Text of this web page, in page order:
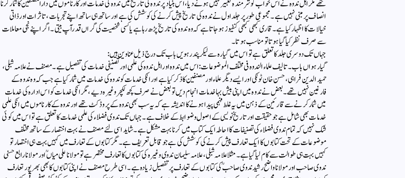
تھے مگر اہل ندوہ نے اس خواب کو شرمندہ تعبیر نہیں ہونے دیا، اس بنیاد پر ندوہ کی تاریخ میں ندوہ کی خدمات اور کارناموں میں دارالمصنفین کا شمار کرنا
انصاف پر مبنی نہیں ہے۔ مجموعی طورپر جلد اول نے ندوہ کی تاریخ پیش کرنے کی کوشش کی ہے اور ساتھ ہی ساتھ اپنے تجربات، تاثرات اور ذاتی
خیالات کا اظہار کیا ہے۔قاری کبھی کبھی کنفیوزہوجاتاہے کہ وہ ندوہ کی تاریخ پڑھ رہا ہے یا کسی شخصیت کی گراں قدرآپ بیتی۔ اگراپنے نجی معاملات
سے صرف نظر کیا گیا ہوتا تو مناسب ہوتا۔
جہاں تک دوسری جلد کا تعلق ہے تو اس میں گیارہ سے لیکر پندرہویں باب تک درج ذیل عناوین ہیں:
گیارہواں باب۔ تالیف علماء الندوہ فی مختلف الموضوعات: اس میں ندوہ اوراہل ندوہ کی علمی اور تصنیفی خدمات کی تفصیل ہے۔ مصنف نے علامہ شبلی،
حمید الدین فراہی، حسن خان ٹونکی اور ایسے دیگر علماء اور مصنفین کا ذکر کیا ہے اور انکی خدمات کو ندوہ کی خدمات میں شمار کیا ہے جب کہ وہ ندوہ کے
فارغین نہیں تھے۔ بعض نے ندوہ میں اپنی بیش بہا خدمات انجام دیں تو بعض نے صرف کچھ لکچر وغیرہ دیے، مگر انکی خدمات کو اس ادارہ کی خدمات
میں شمار کرنے سے قارئین کے ذہن میں یہ غلط فہمی پیدا ہونے کا اندیشہ ہے کہ یہ سب بھی ندوہ کے پروڈکٹ تھے اور ندوہ کے کارناموں میں انکی علمی
خدمات بھی شامل ہے جو حقیقت اور تاریخ نویسی کے اصول وضوابط کے خلاف ہے۔ جہاں تک ندوی فضلاء کی علمی خدمات کا تعلق ہے تو اس میں کوئی
شک نہیں کہ تمام ندوی فضلاء کی تصنیفات کا احاطہ ایک کتاب میں کرنا بہت مشکل ہے۔ شاید اسی لئے مصنف نے بہت اختصار کے ساتھ مختلف
موضوعات کے تحت کتابوں کا ایک تعارف پیش کرنے کی کوشش کی ہے جو قابل تعریف ہے۔ مگر کتابوں کے تعارف میں کہیں بہت ہی اختصار تو
کہیں بہت ہی طوالت سے کام لیا گیاہے۔ مثلا علامہ شبلی، علامہ سلیمان ندوی وغیرہ کی کتابوں کا تعارف مختصر ہے تو مولانا علی میاں ؒ اور مولانا رابع حسنی
ندوی صاحب اور مولانا واضح رشید ندوی صاحب ؒ کی کتابوں کے تعارف پر تفصیل زیادہ ہے۔ اسی طرح مصنف نے اپنی کتابوں کا بھی بھرپور تعارف